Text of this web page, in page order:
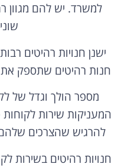
למשרד. יש להם מגוון
ישנן חנויות רהיטים
חנות רהיטים שתספק את
מספר הולך וגדל של
המעניקות שירות
להרגיש שהצרכים
חנויות רהיטים בשירות